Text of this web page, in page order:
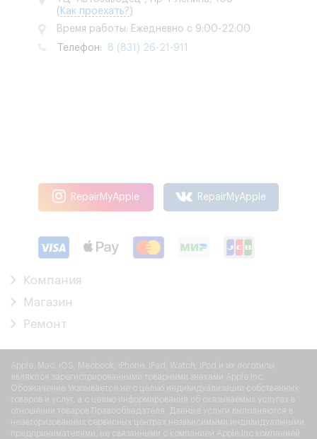
( Как проехать?)
Время работы: Ежедневно с 9:00-22:00
Телефон: 8 (831) 26-21-911
RepairMyApple RepairMyApple
Компания
Магазин
Ремонт
Apple, Mac, iOS, Macbook, iPhone, iPad, Watch, iPod и их логотипы
являются зарегистрированными товарными знаками Apple Inc.
Обозначение Указывается не с целью индивидуализации собственных
товаров и услуг, а с целью информирования об оказываемых услугах в
отношении товаров Правообладателя. Данные услуги выполняются в
неавторизованных сервисных центрах независимыми индивидуальными
предпринимателями, не связанными с компанией Apple Inc компанией